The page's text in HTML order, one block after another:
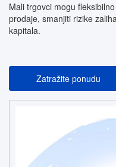
Mali trgovci mogu
prodaje, smanjiti rizike
kapitala.
Zatražite ponudu